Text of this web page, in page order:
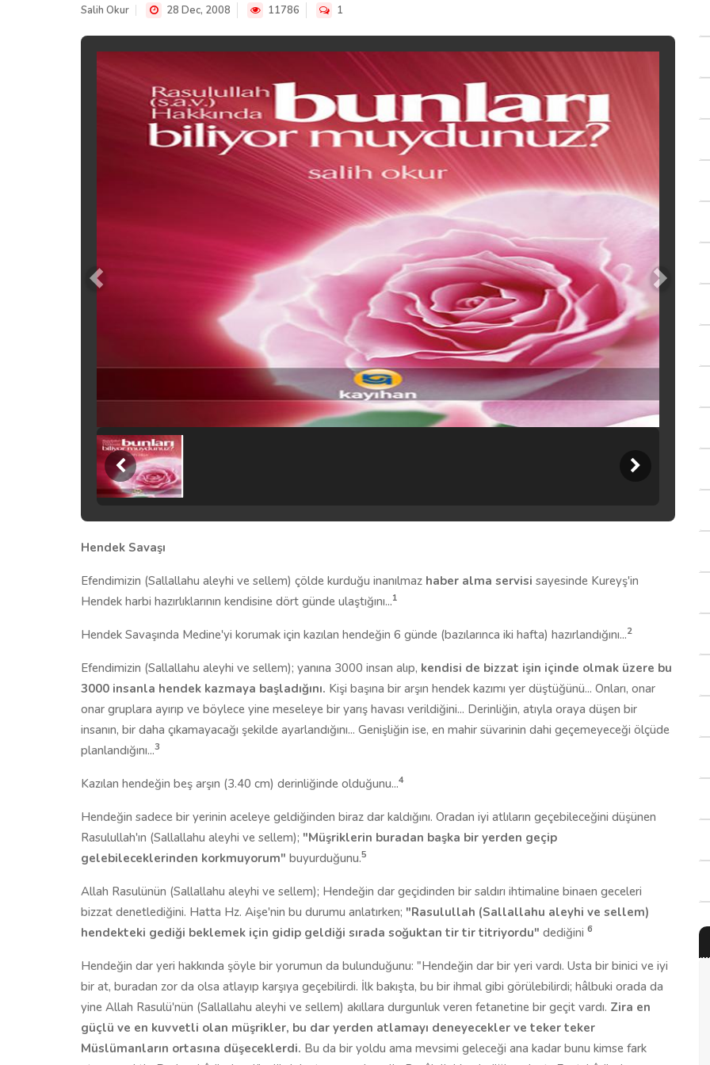
Salih Okur 28 Dec, 2008 11786 1
Hendek Savaşı
Efendimizin (Sallallahu aleyhi ve sellem) çölde kurduğu inanılmaz haber alma servisi sayesinde Kureyş'in
Hendek harbi hazırlıklarının kendisine dört günde ulaştığını...1
Hendek Savaşında Medine'yi korumak için kazılan hendeğin 6 günde (bazılarınca iki hafta) hazırlandığını...2
Efendimizin (Sallallahu aleyhi ve sellem); yanına 3000 insan alıp, kendisi de bizzat işin içinde olmak üzere bu
3000 insanla hendek kazmaya başladığını. Kişi başına bir arşın hendek kazımı yer düştüğünü... Onları, onar
onar gruplara ayırıp ve böylece yine meseleye bir yarış havası verildiğini... Derinliğin, atıyla oraya düşen bir
insanın, bir daha çıkamayacağı şekilde ayarlandığını... Genişliğin ise, en mahir süvarinin dahi geçemeyeceği ölçüde
planlandığını...3
Kazılan hendeğin beş arşın (3.40 cm) derinliğinde olduğunu...4
Hendeğin sadece bir yerinin aceleye geldiğinden biraz dar kaldığını. Oradan iyi atlıların geçebileceğini düşünen
Rasulullah'ın (Sallallahu aleyhi ve sellem); "Müşriklerin buradan başka bir yerden geçip
gelebileceklerinden korkmuyorum" buyurduğunu.5
Allah Rasulünün (Sallallahu aleyhi ve sellem); Hendeğin dar geçidinden bir saldırı ihtimaline binaen geceleri
bizzat denetlediğini. Hatta Hz. Aişe'nin bu durumu anlatırken; "Rasulullah (Sallallahu aleyhi ve sellem)
hendekteki gediği beklemek için gidip geldiği sırada soğuktan tir tir titriyordu" dediğini 6
Hendeğin dar yeri hakkında şöyle bir yorumun da bulunduğunu: "Hendeğin dar bir yeri vardı. Usta bir binici ve iyi
bir at, buradan zor da olsa atlayıp karşıya geçebilirdi. İlk bakışta, bu bir ihmal gibi görülebilirdi; hâlbuki orada da
yine Allah Rasulü'nün (Sallallahu aleyhi ve sellem) akıllara durgunluk veren fetanetine bir geçit vardı. Zira en
güçlü ve en kuvvetli olan müşrikler, bu dar yerden atlamayı deneyecekler ve teker teker
Müslümanların ortasına düşeceklerdi. Bu da bir yoldu ama mevsimi geleceği ana kadar bunu kimse fark